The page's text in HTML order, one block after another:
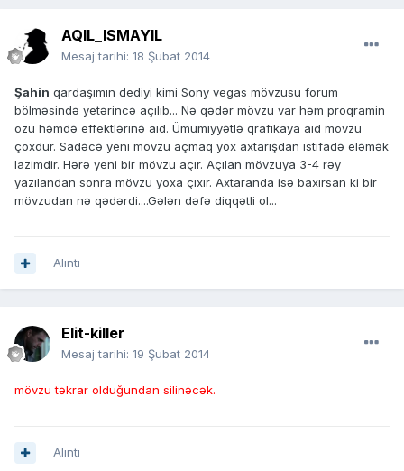
AQIL_ISMAYIL
Mesaj tarihi: 18 Şubat 2014
Şahin qardaşımın dediyi kimi Sony vegas mövzusu forum
bölməsində yetərincə açılıb... Nə qədər mövzu var həm proqramin
özü həmdə effektlərinə aid. Ümumiyyətlə qrafikaya aid mövzu
çoxdur. Sadəcə yeni mövzu açmaq yox axtarışdan istifadə eləmək
lazimdir. Hərə yeni bir mövzu açır. Açılan mövzuya 3-4 rəy
yazılandan sonra mövzu yoxa çıxır. Axtaranda isə baxırsan ki bir
mövzudan nə qədərdi....Gələn dəfə diqqətli ol...
Alıntı
Elit-killer
Mesaj tarihi: 19 Şubat 2014
mövzu təkrar olduğundan silinəcək.
Alıntı